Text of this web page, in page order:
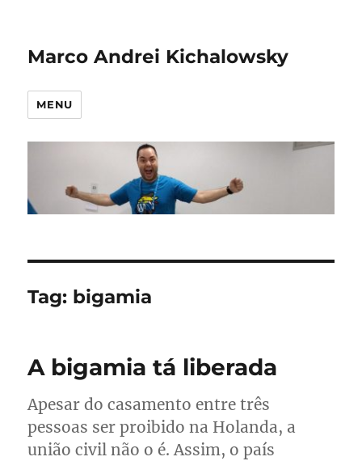
Marco Andrei Kichalowsky
MENU
Tag: bigamia
A bigamia tá liberada
Apesar do casamento entre três
pessoas ser proibido na Holanda, a
união civil não o é. Assim, o país